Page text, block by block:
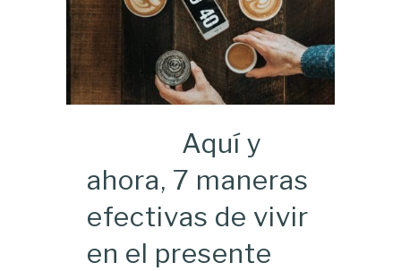
Aquí y
ahora, 7 maneras
efectivas de vivir
en el presente